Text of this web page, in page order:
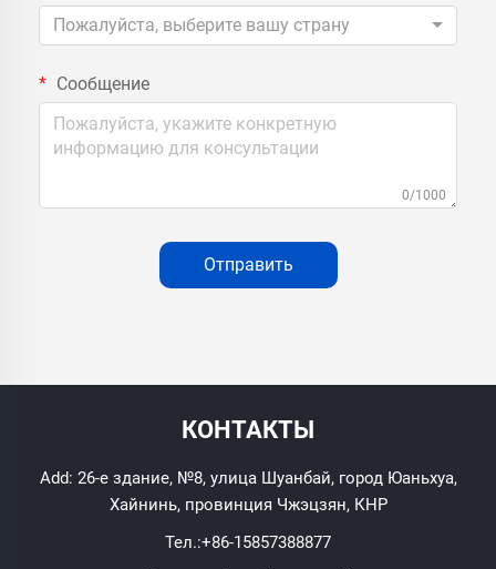
Пожалуйста, выберите вашу страну
Сообщение
0/1000
Отправить
КОНТАКТЫ
Add: 26-е здание, №8, улица Шуанбай, город Юаньхуа,
Хайнинь, провинция Чжэцзян, КНР
Тел.:+86-15857388877